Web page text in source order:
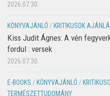
2026.07.30.
KÖNYVAJÁNLÓ / KRITIKUSOK
Kiss Judit Ágnes: A vén
fordul : versek
2026.07.30.
E-BOOKS / KÖNYVAJÁNLÓ /
TERMÉSZETTUDOMÁNY